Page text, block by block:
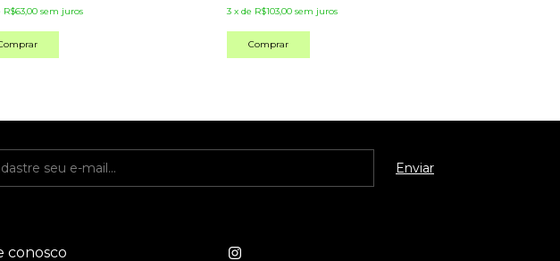
R$63,00 sem juros
3 x de R$103,00 sem juros
Comprar
conosco